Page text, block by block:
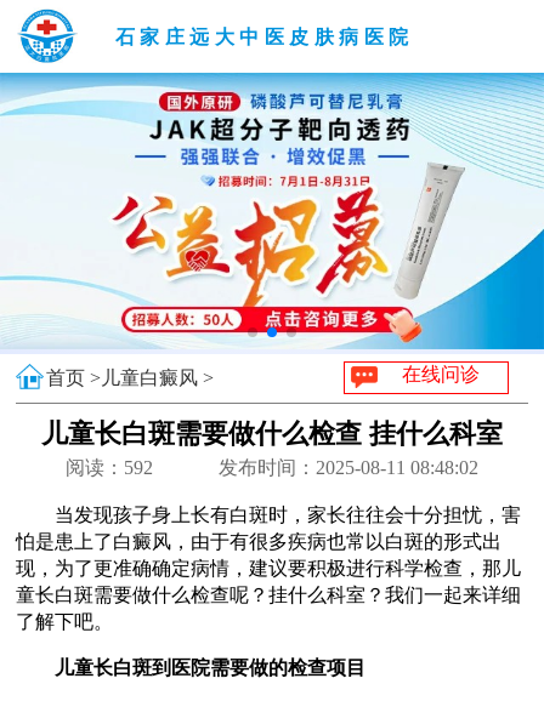
石家庄远大中医皮肤病医院
首页 > 儿童白癜风 > 在线问诊
儿童长白斑需要做什么检查 挂什么科室
阅读： 592 发布时间：2025-08-11 08:48:02
当发现孩子身上长有白斑时，家长往往会十分担忧，害
怕是患上了白癜风，由于有很多疾病也常以白斑的形式出
现，为了更准确确定病情，建议要积极进行科学检查，那儿
童长白斑需要做什么检查呢？挂什么科室？我们一起来详细
了解下吧。
儿童长白斑到医院需要做的检查项目